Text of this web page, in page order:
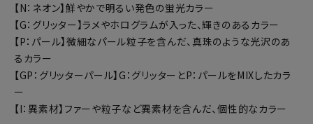
【N：ネオン】鮮やかで明るい発色の蛍光カラー
【G：グリッター】ラメやホログラムが入った、輝きのあるカラー
【P：パール】微細なパール粒子を含んだ、真珠のような光沢のあ
るカラー
【GP：グリッターパール】G：グリッターとP：パールをMIXしたカラ
ー
【I：異素材】ファーや粒子など異素材を含んだ、個性的なカラー